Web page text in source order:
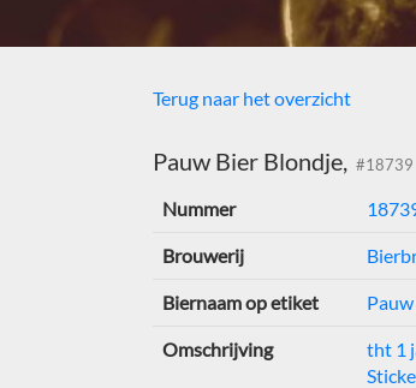
Terug naar het overzicht
Pauw Bier Blondje, #18739
Nummer
Brouwerij
Biernaam op etiket
Omschrijving
tht 1